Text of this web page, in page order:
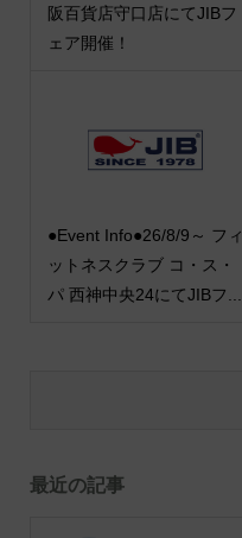
阪百貨店守口店にてJIBフ
ェア開催！
●Event Info●26/8/9～ フィ
ットネスクラブ コ・ス・
パ 西神中央24にてJIBフ...
最近の記事